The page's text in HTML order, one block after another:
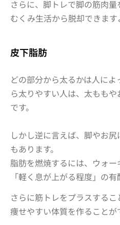
さらに、脚トレで脚の筋肉量
むくみ生活から脱却できます
皮下脂肪
どの部分から太るかは人に
ら太りやすい人は、太もも
です。
しかし逆に言えば、脚やお
もあります。
脂肪を燃焼するには、ウォ
「軽く息が上がる程度」の有
さらに筋トレをプラスするこ
痩せやすい体質を作ることが